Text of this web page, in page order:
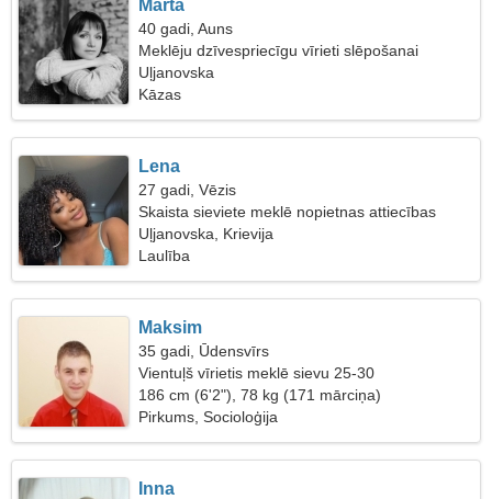
Marta
40 gadi, Auns
Meklēju dzīvespriecīgu vīrieti slēpošanai
Uļjanovska
Kāzas
Lena
27 gadi, Vēzis
Skaista sieviete meklē nopietnas attiecības
Uļjanovska, Krievija
Laulība
Maksim
35 gadi, Ūdensvīrs
Vientuļš vīrietis meklē sievu 25-30
186 cm (6'2"), 78 kg (171 mārciņa)
Pirkums, Socioloģija
Inna